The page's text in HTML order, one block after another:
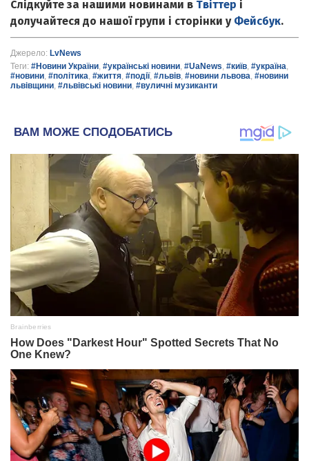
Слідкуйте за нашими новинами в Твіттер і
долучайтеся до нашої групи і сторінки у Фейсбук.
Джерело: LvNews
Теги: #Новини України, #українські новини, #UaNews, #київ, #україна,
#новини, #політика, #життя, #події, #львів, #новини львова, #новини
львівщини, #львівські новини, #вуличні музиканти